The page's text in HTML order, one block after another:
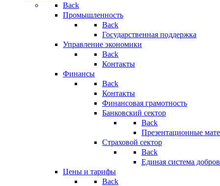
Back
Промышленность
Back
Государственная поддержка
Управление экономики
Back
Контакты
Финансы
Back
Контакты
Финансовая грамотность
Банковский сектор
Back
Презентационные
Страховой сектор
Back
Единая система
Цены и тарифы
Back